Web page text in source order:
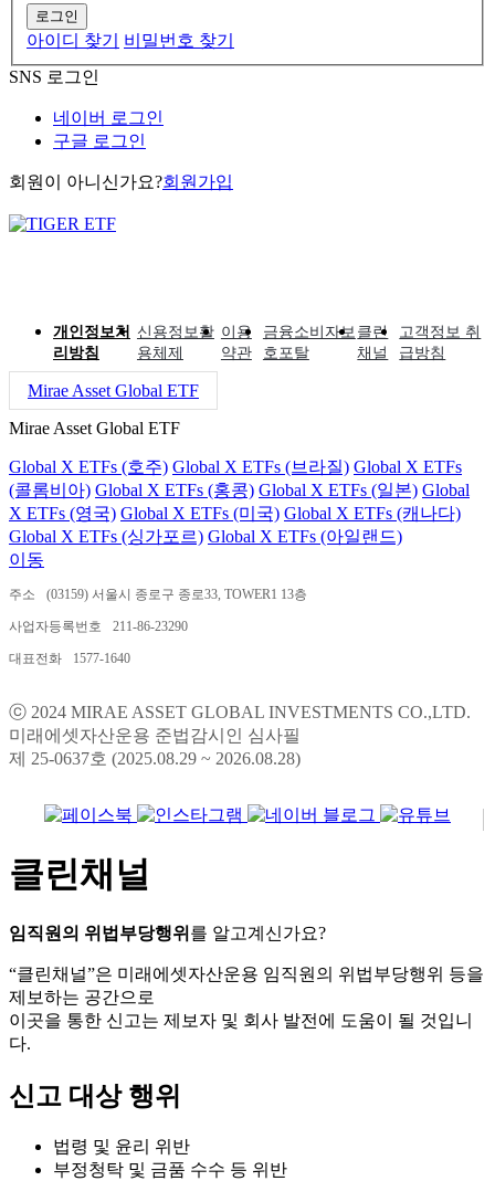
로그인
아이디 찾기
비밀번호 찾기
SNS 로그인
네이버 로그인
구글 로그인
회원이 아니신가요?회원가입
개인정보처
리방침
신용정보활
용체제
이용
약관
금융소비자보
호포탈
클린
채널
고객정보 취
급방침
Mirae Asset Global ETF
Mirae Asset Global ETF
Global X ETFs (호주) Global X ETFs (브라질) Global X ETFs
(콜롬비아) Global X ETFs (홍콩) Global X ETFs (일본) Global
X ETFs (영국) Global X ETFs (미국) Global X ETFs (캐나다)
Global X ETFs (싱가포르) Global X ETFs (아일랜드)
이동
주소 (03159) 서울시 종로구 종로33, TOWER1 13층
사업자등록번호 211-86-23290
대표전화 1577-1640
ⓒ 2024 MIRAE ASSET GLOBAL INVESTMENTS CO.,LTD.
미래에셋자산운용 준법감시인 심사필
제 25-0637호 (2025.08.29 ~ 2026.08.28)
클린채널
임직원의 위법부당행위 를 알고계신가요?
“클린채널”은 미래에셋자산운용 임직원의 위법부당행위 등을
제보하는 공간으로
이곳을 통한 신고는 제보자 및 회사 발전에 도움이 될 것입니
다.
신고 대상 행위
법령 및 윤리 위반
부정청탁 및 금품 수수 등 위반